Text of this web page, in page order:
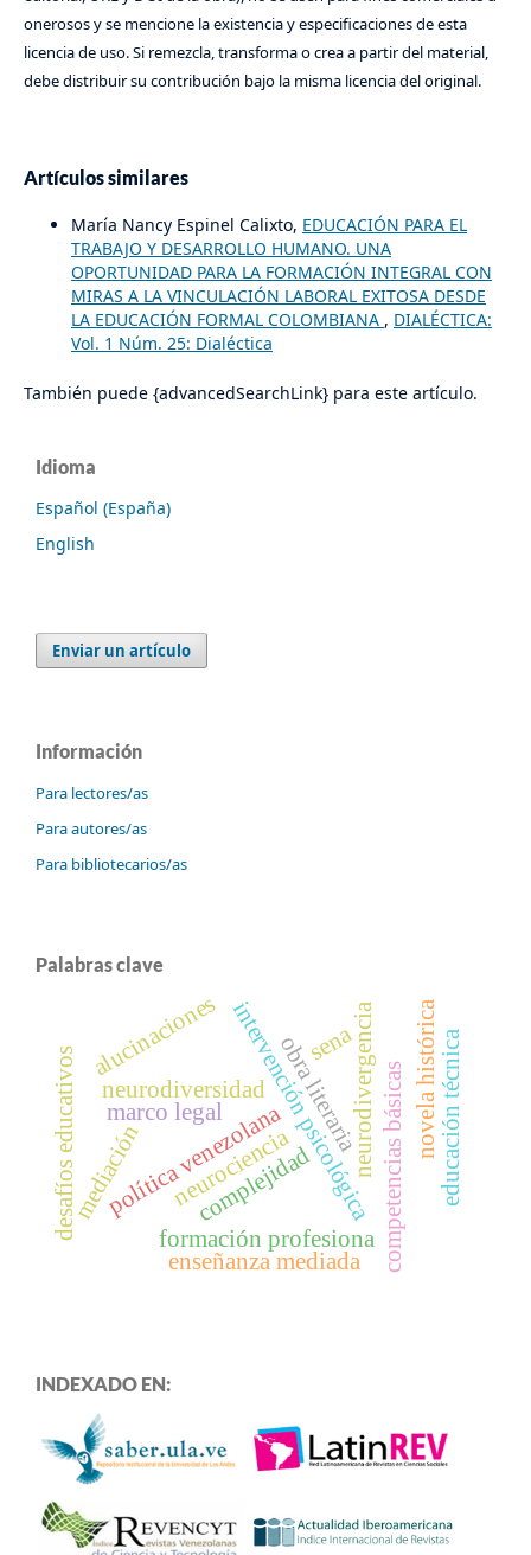
onerosos y se mencione la existencia y especificaciones de esta
licencia de uso. Si remezcla, transforma o crea a partir del material,
debe distribuir su contribución bajo la misma licencia del original.
Artículos similares
María Nancy Espinel Calixto, EDUCACIÓN PARA EL
TRABAJO Y DESARROLLO HUMANO. UNA
OPORTUNIDAD PARA LA FORMACIÓN INTEGRAL CON
MIRAS A LA VINCULACIÓN LABORAL EXITOSA DESDE
LA EDUCACIÓN FORMAL COLOMBIANA , DIALÉCTICA:
Vol. 1 Núm. 25: Dialéctica
También puede {advancedSearchLink} para este artículo.
Idioma
Español (España)
English
Enviar un artículo
Información
Para lectores/as
Para autores/as
Para bibliotecarios/as
Palabras clave
intervención psicológica
política venezolana neurodivergencia
neurodiversidad competencias básicas
neurociencia
mediación
novela histórica
obra literaria
complejidad
formación profesiona
desafíos educativos
sena educación técnica
enseñanza mediada
alucinaciones
marco legal
INDEXADO EN: